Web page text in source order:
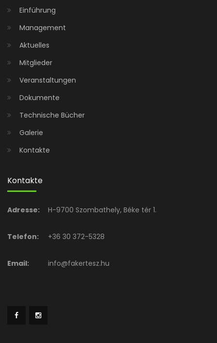
Einführung
Management
Aktuelles
Mitglieder
Veranstaltungen
Dokumente
Technische Bücher
Galerie
Kontakte
Kontakte
Adresse: H-9700 Szombathely, Béke tér 1.
Telefon: +36 30 372-5328
Email: info@fakertesz.hu